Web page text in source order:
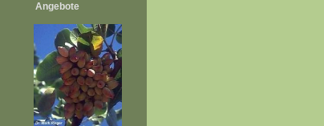
Angebote